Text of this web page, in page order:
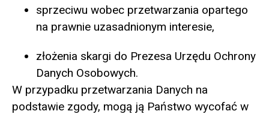
sprzeciwu wobec przetwarzania opartego
na prawnie uzasadnionym interesie,
złożenia skargi do Prezesa Urzędu Ochrony
Danych Osobowych.
W przypadku przetwarzania Danych na
podstawie zgody, mogą ją Państwo wycofać w